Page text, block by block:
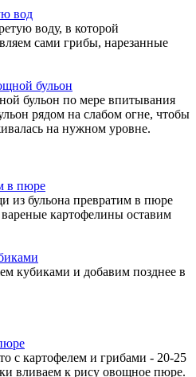
воду, в которой
сами грибы, нарезанные
бульон по мере впитывания
рядом на слабом огне, чтобы
на нужном уровне.
из бульона превратим в пюре
картофелины оставим
кубиками и добавим позднее в
с картофелем и грибами - 20-25
вливаем к рису овощное пюре.